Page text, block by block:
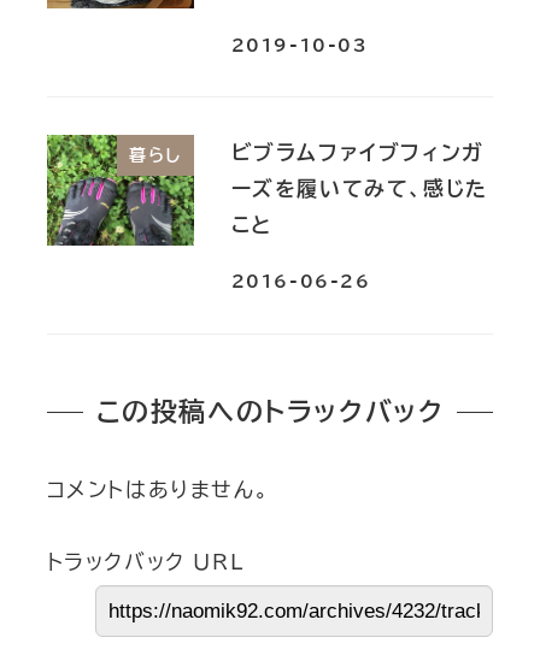
2019-10-03
暮らし
ビブラムファイブフィンガ
ーズを履いてみて、感じた
こと
2016-06-26
この投稿へのトラックバック
コメントはありません。
トラックバック URL